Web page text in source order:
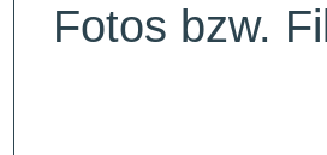
Fotos bzw.